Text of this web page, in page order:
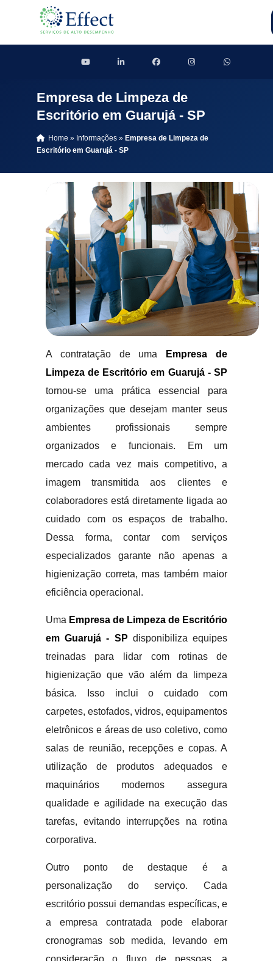
Empresa de Limpeza de
Escritório em Guarujá - SP
Home » Informações » Empresa de Limpeza de
Escritório em Guarujá - SP
A contratação de uma
Empresa de
Limpeza de Escritório em Guarujá - SP
tornou-se uma prática essencial para
organizações que desejam manter seus
ambientes profissionais sempre
organizados e funcionais. Em um
mercado cada vez mais competitivo, a
imagem transmitida aos clientes e
colaboradores está diretamente ligada ao
cuidado com os espaços de trabalho.
Dessa forma, contar com serviços
especializados garante não apenas a
higienização correta, mas também maior
eficiência operacional.
Uma Empresa de Limpeza de Escritório
em Guarujá - SP disponibiliza equipes
treinadas para lidar com rotinas de
higienização que vão além da limpeza
básica. Isso inclui o cuidado com
carpetes, estofados, vidros, equipamentos
eletrônicos e áreas de uso coletivo, como
salas de reunião, recepções e copas. A
utilização de produtos adequados e
maquinários modernos assegura
qualidade e agilidade na execução das
tarefas, evitando interrupções na rotina
corporativa.
Outro ponto de destaque é a
personalização do serviço. Cada
escritório possui demandas específicas, e
a empresa contratada pode elaborar
cronogramas sob medida, levando em
consideração o fluxo de pessoas, a